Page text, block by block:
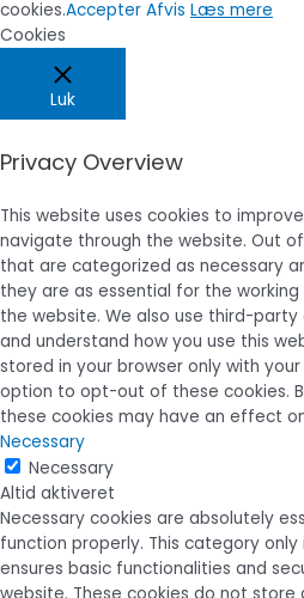
cookies.Accepter Afvis Læs mere
Cookies
Luk
Privacy Overview
This website uses cookies to
navigate through the website. Out
that are categorized as necessary
they are as essential for the
the website. We also use third-
and understand how you use this
stored in your browser only with
option to opt-out of these cookies.
these cookies may have an effect
Necessary
Necessary
Altid aktiveret
Necessary cookies are absolutely
function properly. This category
ensures basic functionalities and